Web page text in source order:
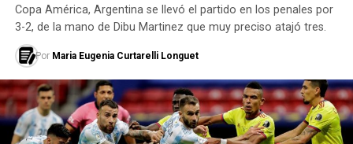
Copa América, Argentina se llevó el partido en los penales por
3-2, de la mano de Dibu Martinez que muy preciso atajó tres.
Por Maria Eugenia Curtarelli Longuet